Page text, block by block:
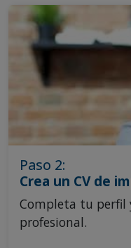
Paso 2:
Crea un CV de
Completa tu perfil
profesional.